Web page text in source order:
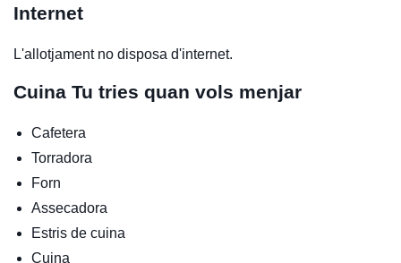
Internet
L'allotjament no disposa d'internet.
Cuina Tu tries quan vols menjar
Cafetera
Torradora
Forn
Assecadora
Estris de cuina
Cuina